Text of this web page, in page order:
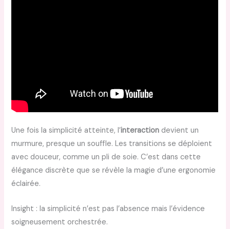
Une fois la simplicité atteinte, l’interaction devient un
murmure, presque un souffle. Les transitions se déploient
avec douceur, comme un pli de soie. C’est dans cette
élégance discrète que se révèle la magie d’une ergonomie
éclairée.
Insight : la simplicité n’est pas l’absence mais l’évidence
soigneusement orchestrée.